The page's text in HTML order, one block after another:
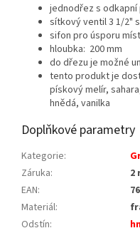
jednodřez s odkapní
sítkový ventil 3 1/2"
sifon pro úsporu
hloubka: 200 mm
do dřezu je možné
tento produkt je
pískový melír,
hnědá, vanilka
Doplňkové parametry
Kategorie:
Záruka:
2
EAN:
Materiál:
Odstín: